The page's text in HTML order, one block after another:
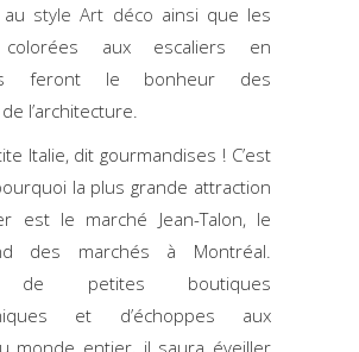
style Art déco ainsi que les
colorées aux escaliers en
feront le bonheur des
l’architecture.
Italie, dit gourmandises ! C’est
la plus grande attraction
est le marché Jean-Talon, le
des marchés à Montréal.
de petites boutiques
et d’échoppes aux
monde entier, il saura éveiller